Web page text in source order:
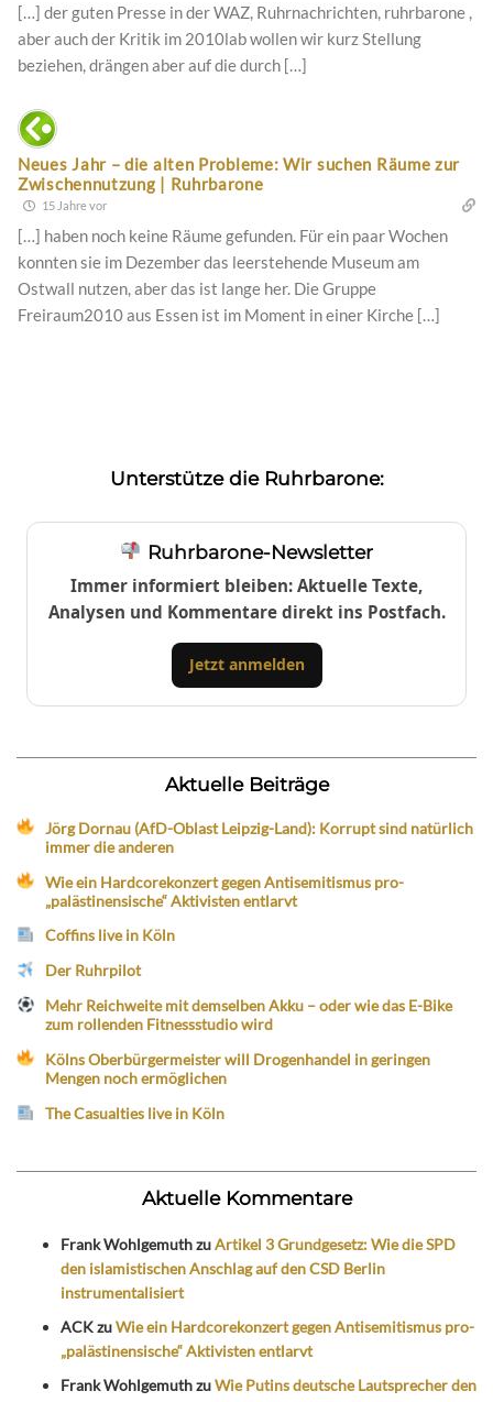
[…] der guten Presse in der WAZ, Ruhrnachrichten, ruhrbarone ,
aber auch der Kritik im 2010lab wollen wir kurz Stellung
beziehen, drängen aber auf die durch […]
Neues Jahr – die alten Probleme: Wir suchen Räume zur
Zwischennutzung | Ruhrbarone
15 Jahre vor
[…] haben noch keine Räume gefunden. Für ein paar Wochen
konnten sie im Dezember das leerstehende Museum am
Ostwall nutzen, aber das ist lange her. Die Gruppe
Freiraum2010 aus Essen ist im Moment in einer Kirche […]
Unterstütze die Ruhrbarone:
Ruhrbarone-Newsletter
Immer informiert bleiben: Aktuelle Texte,
Analysen und Kommentare direkt ins Postfach.
Jetzt anmelden
Aktuelle Beiträge
Jörg Dornau (AfD-Oblast Leipzig-Land): Korrupt sind natürlich
immer die anderen
Wie ein Hardcorekonzert gegen Antisemitismus pro-
„palästinensische“ Aktivisten entlarvt
Coffins live in Köln
Der Ruhrpilot
Mehr Reichweite mit demselben Akku – oder wie das E-Bike
zum rollenden Fitnessstudio wird
Kölns Oberbürgermeister will Drogenhandel in geringen
Mengen noch ermöglichen
The Casualties live in Köln
Aktuelle Kommentare
Frank WohlgemuthzuArtikel 3 Grundgesetz: Wie die SPD
den islamistischen Anschlag auf den CSD Berlin
instrumentalisiert
ACKzuWie ein Hardcorekonzert gegen Antisemitismus pro-
„palästinensische“ Aktivisten entlarvt
Frank WohlgemuthzuWie Putins deutsche Lautsprecher den